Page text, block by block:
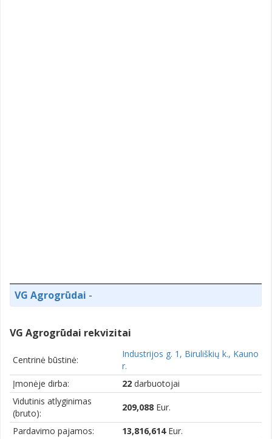
VG Agrogrūdai -
VG Agrogrūdai rekvizitai
Centrinė būstinė:
Industrijos g. 1, Biruliškių k., Kauno
r.
Įmonėje dirba:
22 darbuotojai
Vidutinis atlyginimas
(bruto):
209,088 Eur.
Pardavimo pajamos: 13,816,614Eur.